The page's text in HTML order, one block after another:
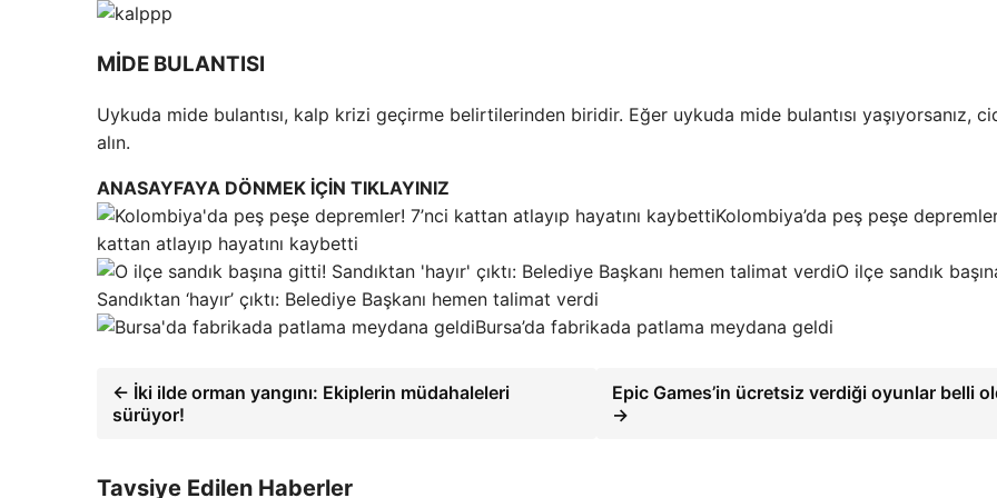
MİDE BULANTISI
Uykuda mide bulantısı, kalp krizi geçirme belirtilerinden biridir. Eğer uykuda mide bulantısı yaşıyorsanız,
alın.
ANASAYFAYA DÖNMEK İÇİN TIKLAYINIZ
Kolombiya’da peş peşe
kattan atlayıp hayatını kaybetti
O ilçe sandık
Sandıktan ‘hayır’ çıktı: Belediye Başkanı hemen talimat verdi
Bursa’da fabrikada patlama meydana geldi
← İki ilde orman yangını: Ekiplerin müdahaleleri
sürüyor!
Epic Games’in ücretsiz verdiği oyunlar belli
→
Tavsiye Edilen Haberler